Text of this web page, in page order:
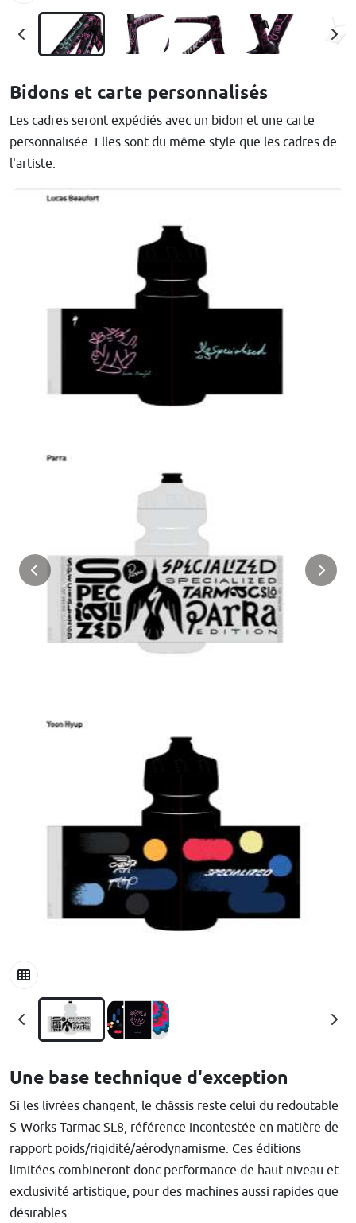
Bidons et carte personnalisés
Les cadres seront expédiés avec un bidon et une carte
personnalisée. Elles sont du même style que les cadres de
l'artiste.
Une base technique d'exception
Si les livrées changent, le châssis reste celui du redoutable
S-Works Tarmac SL8, référence incontestée en matière de
rapport poids/rigidité/aérodynamisme. Ces éditions
limitées combineront donc performance de haut niveau et
exclusivité artistique, pour des machines aussi rapides que
désirables.